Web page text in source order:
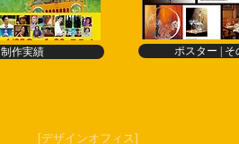
ポスター |
制作実績
[デザインオフィス]